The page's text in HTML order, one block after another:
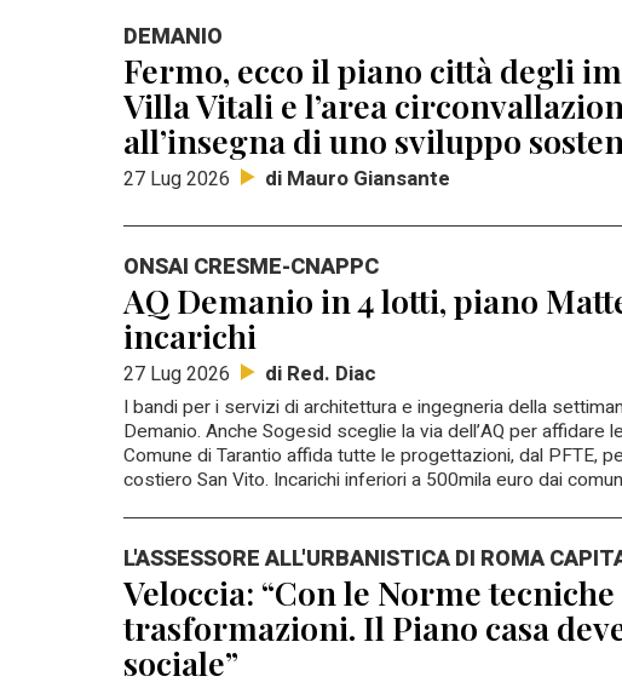
DEMANIO
Fermo, ecco il piano città degli
Villa Vitali e l’area
all’insegna di uno sviluppo
27 Lug 2026 di Mauro Giansante
ONSAI CRESME-CNAPPC
AQ Demanio in 4 lotti, piano
incarichi
27 Lug 2026 di Red. Diac
I bandi per i servizi di architettura e ingegneria della
Demanio. Anche Sogesid sceglie la via dell’AQ per
Comune di Tarantio affida tutte le progettazioni, dal PFTE,
costiero San Vito. Incarichi inferiori a 500mila euro dai
L'ASSESSORE ALL'URBANISTICA DI ROMA
Veloccia: “Con le Norme
trasformazioni. Il Piano casa
sociale”